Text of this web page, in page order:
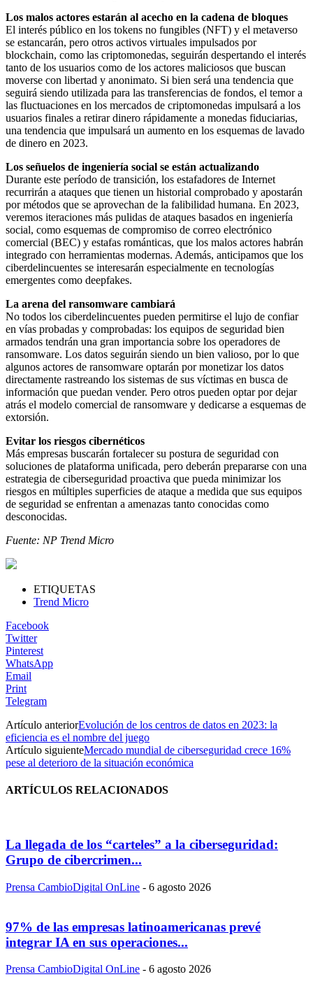
Los malos actores estarán al acecho en la cadena de bloques
El interés público en los tokens no fungibles (NFT) y el metaverso
se estancarán, pero otros activos virtuales impulsados por
blockchain, como las criptomonedas, seguirán despertando el interés
tanto de los usuarios como de los actores maliciosos que buscan
moverse con libertad y anonimato. Si bien será una tendencia que
seguirá siendo utilizada para las transferencias de fondos, el temor a
las fluctuaciones en los mercados de criptomonedas impulsará a los
usuarios finales a retirar dinero rápidamente a monedas fiduciarias,
una tendencia que impulsará un aumento en los esquemas de lavado
de dinero en 2023.
Los señuelos de ingeniería social se están actualizando
Durante este período de transición, los estafadores de Internet
recurrirán a ataques que tienen un historial comprobado y apostarán
por métodos que se aprovechan de la falibilidad humana. En 2023,
veremos iteraciones más pulidas de ataques basados en ingeniería
social, como esquemas de compromiso de correo electrónico
comercial (BEC) y estafas románticas, que los malos actores habrán
integrado con herramientas modernas. Además, anticipamos que los
ciberdelincuentes se interesarán especialmente en tecnologías
emergentes como deepfakes.
La arena del ransomware cambiará
No todos los ciberdelincuentes pueden permitirse el lujo de confiar
en vías probadas y comprobadas: los equipos de seguridad bien
armados tendrán una gran importancia sobre los operadores de
ransomware. Los datos seguirán siendo un bien valioso, por lo que
algunos actores de ransomware optarán por monetizar los datos
directamente rastreando los sistemas de sus víctimas en busca de
información que puedan vender. Pero otros pueden optar por dejar
atrás el modelo comercial de ransomware y dedicarse a esquemas de
extorsión.
Evitar los riesgos cibernéticos
Más empresas buscarán fortalecer su postura de seguridad con
soluciones de plataforma unificada, pero deberán prepararse con una
estrategia de ciberseguridad proactiva que pueda minimizar los
riesgos en múltiples superficies de ataque a medida que sus equipos
de seguridad se enfrentan a amenazas tanto conocidas como
desconocidas.
Fuente: NP Trend Micro
ETIQUETAS
Trend Micro
Facebook
Twitter
Pinterest
WhatsApp
Email
Print
Telegram
Artículo anteriorEvolución de los centros de datos en 2023: la
eficiencia es el nombre del juego
Artículo siguienteMercado mundial de ciberseguridad crece 16%
pese al deterioro de la situación económica
ARTÍCULOS RELACIONADOS
La llegada de los “carteles” a la ciberseguridad:
Grupo de cibercrimen...
Prensa CambioDigital OnLine - 6 agosto 2026
97% de las empresas latinoamericanas prevé
integrar IA en sus operaciones...
Prensa CambioDigital OnLine - 6 agosto 2026